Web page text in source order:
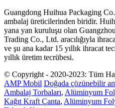
Guangdong Huihua Packaging
ambalaj üreticilerinden biridir.
yana yan kuruluşu olan
Trading Co., Ltd. aracılığıyla
ve şu ana kadar 15 yıllık ihracat
yıllık üretim tecrübesi.
© Copyright - 2020-2023: Tüm
AMP Mobil Doğada çözünebilir
Ambalaj Torbaları, Alüminyum
Kağıt Kraft Çanta, Alüminyum